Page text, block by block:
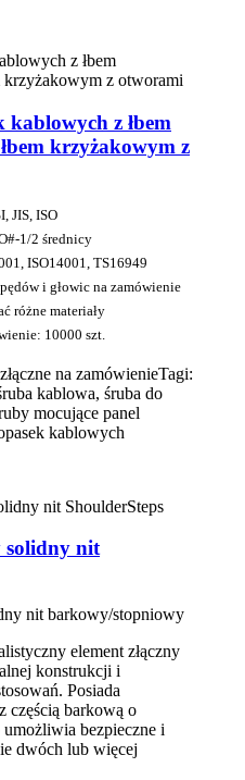
kablowych z łbem
krzyżakowym z
JIS, ISO
1/2 średnicy
ISO14001, TS16949
i głowic na zamówienie
różne materiały
10000 szt.
na zamówienieTagi:
kablowa, śruba do
mocujące panel
kablowych
solidny nit
nit barkowy/stopniowy
element złączny
konstrukcji i
Posiada
częścią barkową o
bezpieczne i
dwóch lub więcej